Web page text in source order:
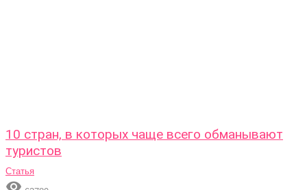
10 стран, в которых чаще всего обманывают
туристов
Статья
